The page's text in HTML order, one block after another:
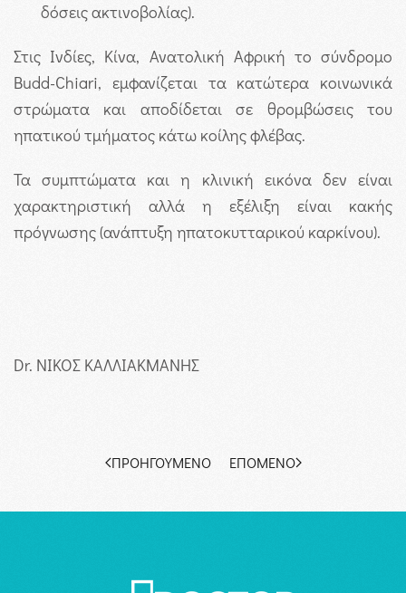
δόσεις ακτινοβολίας).
Στις Ινδίες, Κίνα, Ανατολική Αφρική το σύνδρομο
Budd-Chiari, εμφανίζεται τα κατώτερα κοινωνικά
στρώματα και αποδίδεται σε θρομβώσεις του
ηπατικού τμήματος κάτω κοίλης φλέβας.
Τα συμπτώματα και η κλινική εικόνα δεν είναι
χαρακτηριστική αλλά η εξέλιξη είναι κακής
πρόγνωσης (ανάπτυξη ηπατοκυτταρικού καρκίνου).
Dr. ΝΙΚΟΣ ΚΑΛΛΙΑΚΜΑΝΗΣ
ΠΡΟΗΓΟΎΜΕΝΟ ΕΠΌΜΕΝΟ